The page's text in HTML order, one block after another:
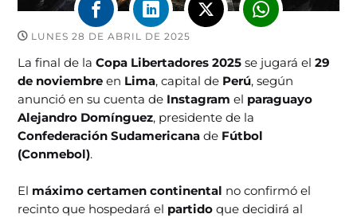
LUNES 28 DE ABRIL DE 2025
La final de laCopa Libertadores 2025 se jugará el29
de noviembre en Lima, capital de Perú, según
anunció en su cuenta de Instagram el paraguayo
Alejandro Domínguez, presidente de la
Confederación Sudamericana de Fútbol
(Conmebol).
El máximo certamen continental no confirmó el
recinto que hospedará el partido que decidirá al